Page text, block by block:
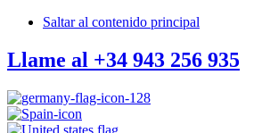
Saltar al contenido principal
Llame al +34 943 256 935